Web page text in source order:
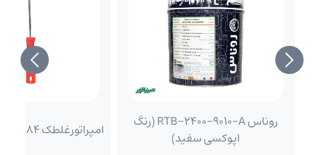
روناس RTB-2400-9010-A (رنگ
اپوکسی سفید)
امپراتورغلطک 1084 انگشتی 10 سانت